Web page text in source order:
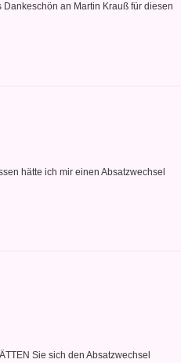
an Martin Krauß für diesen
hätte ich mir einen Absatzwechsel
Sie sich den Absatzwechsel